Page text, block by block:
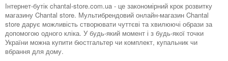
Інтернет-бутік chantal-store.com.ua - це закономірний крок розвитку
магазину Chantal store. Мультибрендовий онлайн-магазин Chantal
store дарує можливість створювати чуттєві та хвилюючі образи за
допомогою одного кліка. У будь-який момент і з будь-якої точки
України можна купити бюстгальтер чи комплект, купальник чи
вбрання для дому.